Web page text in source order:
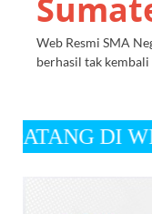
Web Resmi SMA
berhasil tak kembali
WEB